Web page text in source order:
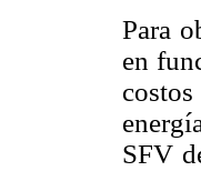
Para
en
SFV